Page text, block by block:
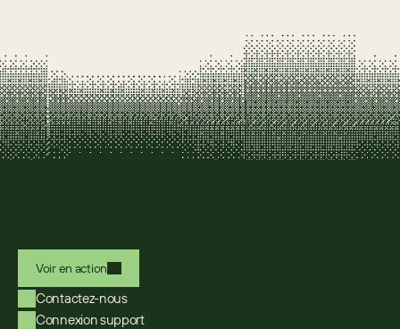
Voir en action
Contactez-nous
Connexion support